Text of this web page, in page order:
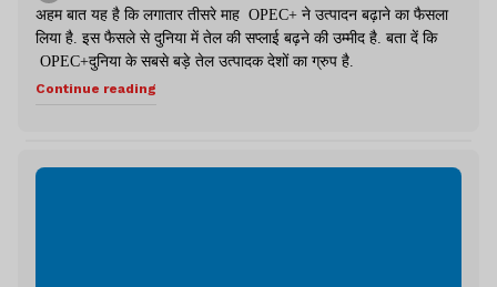
अहम बात यह है कि लगातार तीसरे माह OPEC+ ने उत्पादन बढ़ाने का फैसला
लिया है. इस फैसले से दुनिया में तेल की सप्लाई बढ़ने की उम्मीद है. बता दें कि
OPEC+दुनिया के सबसे बड़े तेल उत्पादक देशों का ग्रुप है.
Continue reading